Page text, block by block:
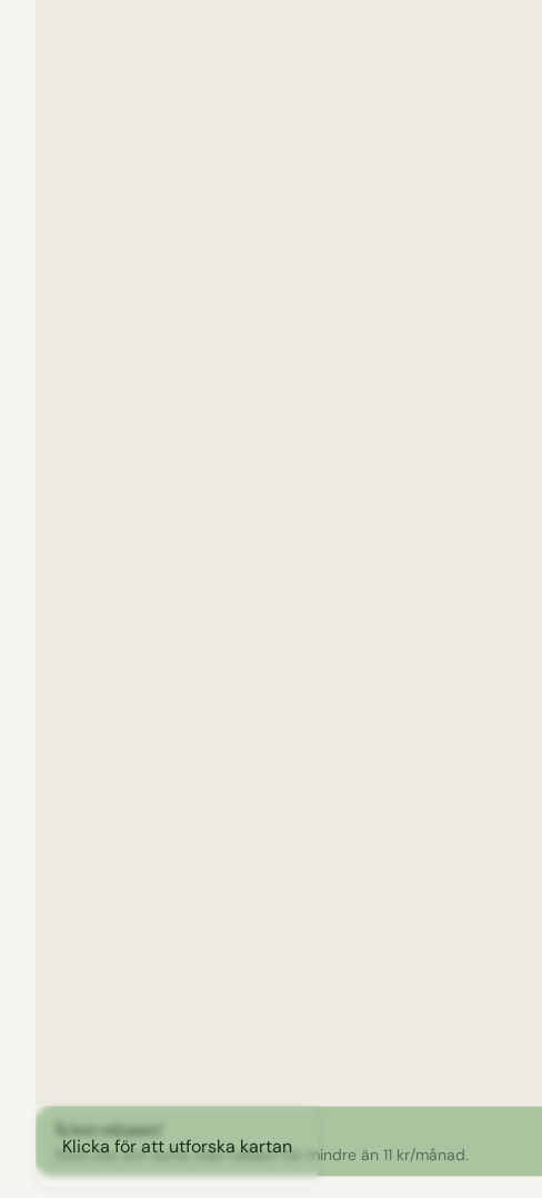
Klicka för att utforska kartan
Ta bort reklamen!
Stöd oss och surfa utan reklam för mindre än 11 kr/månad.